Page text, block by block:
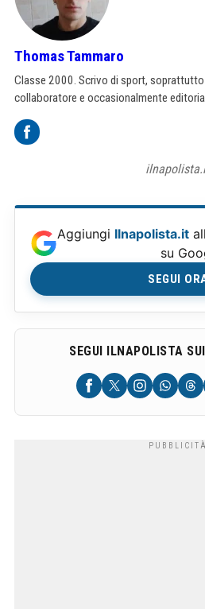
Thomas Tammaro
Classe 2000. Scrivo di sport,
collaboratore e occasionalmente
Aggiungi Ilnapolista.it
su
SEGUI
SEGUI ILNAPOLISTA